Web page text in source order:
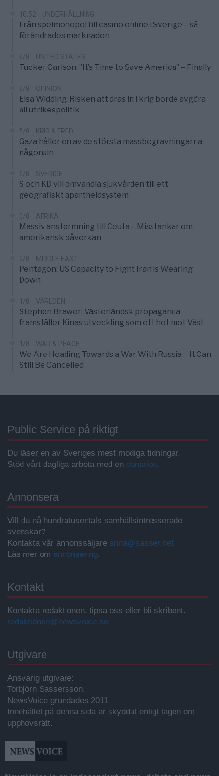
10:52 UNDERHÅLLNING
Från spelmonopol till casino online i Sverige – så
förändrades marknaden
6/8 UNITED STATES
Tucker Carlson: ”It’s Time to Save America” – Finally
5/8 OPINION
Elsa Widding: Risken att dras in i krig borde avgöra
all utrikespolitik
5/8 KRIG & FRED
Gaza håller en av de största massbegravningarna
någonsin
5/8 SVERIGE
S och KD vill omvandla sjukvården till ett
geografiskt apartheidsystem
3/8 AFRIKA
Massiv anstormning till Ceuta – Misstankar om
amerikansk påverkan
2/8 MIDDLE EAST
Pentagon: US Capacity to Fight Iran is Wearing
Down
1/8 VÄRLDEN
Stephen Brawer: Västerländsk propaganda
framställer Kinas utveckling som ett hot mot Väst
1/8 WAR & PEACE
We Are Heading Towards a War With Russia – It Can
Still Be Cancelled
Public Service på riktigt
Du läser en av Sveriges mest modiga tidningar.
Stöd vårt dagliga arbeta med en donation.
Annonsera
Vill du nå hundratusentals samhällsintresserade
svenskar?
Kontakta vår annonssäljare anna@sasser.net
Läs mer om annonsering.
Kontakt
Kontakta redaktionen, tipsa oss eller bli skribent.
redaktionen@newsvoice.se
Utgivare
Ansvarig utgivare:
Torbjörn Sassersson.
NewsVoice grundades 2011.
Innehållet på denna sida är skyddat enligt lagen om
upphovsrätt.